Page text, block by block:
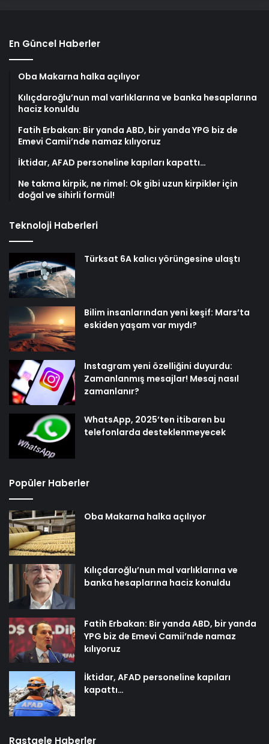
En Güncel Haberler
Oba Makarna halka açılıyor
Kılıçdaroğlu’nun mal varlıklarına ve banka hesaplarına
haciz konuldu
Fatih Erbakan: Bir yanda ABD, bir yanda YPG biz de
Emevi Camii’nde namaz kılıyoruz
İktidar, AFAD personeline kapıları kapattı…
Ne takma kirpik, ne rimel: Ok gibi uzun kirpikler için
doğal ve sihirli formül!
Teknoloji Haberleri
Türksat 6A kalıcı yörüngesine ulaştı
Bilim insanlarından yeni keşif: Mars’ta
eskiden yaşam var mıydı?
Instagram yeni özelliğini duyurdu:
Zamanlanmış mesajlar! Mesaj nasıl
zamanlanır?
WhatsApp, 2025’ten itibaren bu
telefonlarda desteklenmeyecek
Popüler Haberler
Oba Makarna halka açılıyor
Kılıçdaroğlu’nun mal varlıklarına ve
banka hesaplarına haciz konuldu
Fatih Erbakan: Bir yanda ABD, bir yanda
YPG biz de Emevi Camii’nde namaz
kılıyoruz
İktidar, AFAD personeline kapıları
kapattı…
Rastgele Haberler